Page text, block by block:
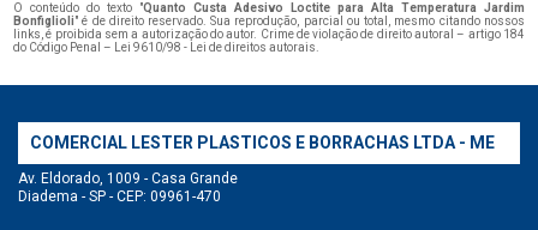
O conteúdo do texto "Quanto Custa Adesivo Loctite para Alta Temperatura Jardim
Bonfiglioli" é de direito reservado. Sua reprodução, parcial ou total, mesmo citando nossos
links, é proibida sem a autorização do autor. Crime de violação de direito autoral – artigo 184
do Código Penal – Lei 9610/98 - Lei de direitos autorais.
COMERCIAL LESTER PLASTICOS E BORRACHAS LTDA - ME
Av. Eldorado, 1009 - Casa Grande
Diadema - SP - CEP: 09961-470